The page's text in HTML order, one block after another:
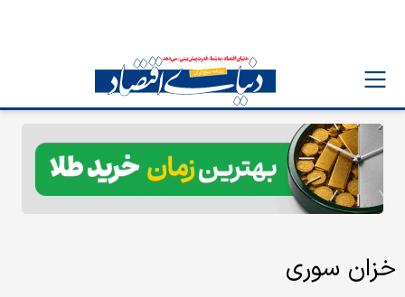
خزان سوری